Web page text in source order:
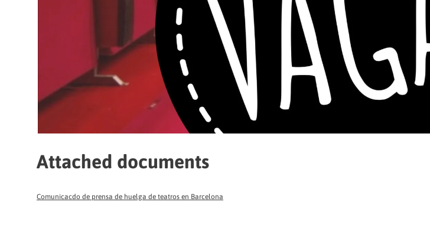
Attached documents
Comunicacdo de prensa de huelga de teatros en Barcelona